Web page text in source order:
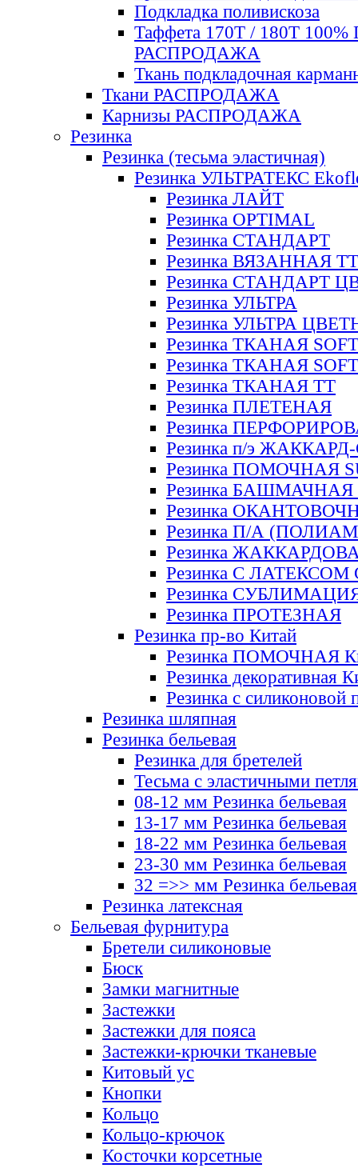
Подкладка поливискоза
Таффета 170Т / 180Т 100%
РАСПРОДАЖА
Ткань подкладочная
Ткани РАСПРОДАЖА
Карнизы РАСПРОДАЖА
Резинка
Резинка (тесьма эластичная)
Резинка УЛЬТРАТЕКС
Резинка ЛАЙТ
Резинка OPTIMAL
Резинка СТАНДАРТ
Резинка ВЯЗАННАЯ ТТ
Резинка СТАНДАРТ
Резинка УЛЬТРА
Резинка УЛЬТРА
Резинка ТКАНАЯ SOFT
Резинка ТКАНАЯ
Резинка ТКАНАЯ ТТ
Резинка ПЛЕТЕНАЯ
Резинка
Резинка п/э
Резинка ПОМОЧНАЯ
Резинка БАШМАЧНАЯ
Резинка
Резинка П/А
Резинка
Резинка С ЛАТЕКСОМ
Резинка
Резинка ПРОТЕЗНАЯ
Резинка пр-во Китай
Резинка ПОМОЧНАЯ
Резинка декоративная
Резинка с силиконовой
Резинка шляпная
Резинка бельевая
Резинка для бретелей
Тесьма с эластичными
08-12 мм Резинка бельевая
13-17 мм Резинка бельевая
18-22 мм Резинка бельевая
23-30 мм Резинка бельевая
32 =>> мм Резинка бельевая
Резинка латексная
Бельевая фурнитура
Бретели силиконовые
Бюск
Замки магнитные
Застежки
Застежки для пояса
Застежки-крючки тканевые
Китовый ус
Кнопки
Кольцо
Кольцо-крючок
Косточки корсетные